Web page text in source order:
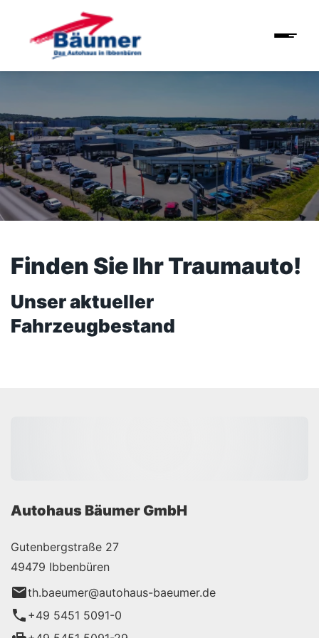
Finden Sie Ihr Traumauto!
Unser aktueller
Fahrzeugbestand
Autohaus Bäumer GmbH
Gutenbergstraße 27
49479 Ibbenbüren
th.baeumer@autohaus-baeumer.de
+49 5451 5091-0